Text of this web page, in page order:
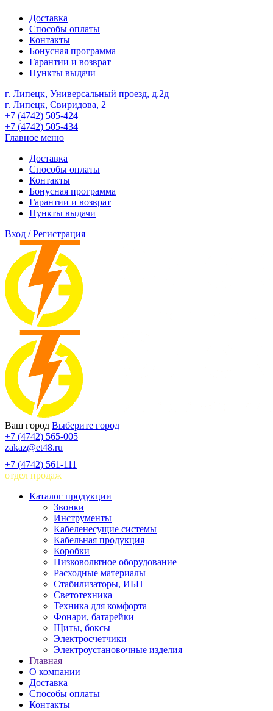
Доставка
Способы оплаты
Контакты
Бонусная программа
Гарантии и возврат
Пункты выдачи
г. Липецк, Универсальный проезд, д.2д
г. Липецк, Свиридова, 2
+7 (4742) 505-424
+7 (4742) 505-434
Главное меню
Доставка
Способы оплаты
Контакты
Бонусная программа
Гарантии и возврат
Пункты выдачи
Вход / Регистрация
Ваш город Выберите город
+7 (4742) 565-005
zakaz@et48.ru
+7 (4742) 561-111
отдел продаж
Каталог продукции
Звонки
Инструменты
Кабеленесущие системы
Кабельная продукция
Коробки
Низковольтное оборудование
Расходные материалы
Стабилизаторы, ИБП
Светотехника
Техника для комфорта
Фонари, батарейки
Щиты, боксы
Электросчетчики
Электроустановочные изделия
Главная
О компании
Доставка
Способы оплаты
Контакты